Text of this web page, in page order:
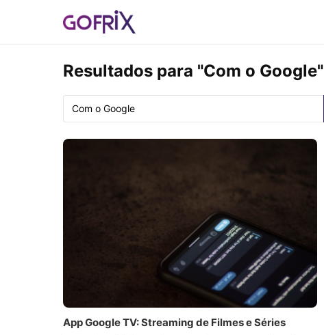
Resultados para "Com o Google"
App Google TV: Streaming de Filmes e Séries